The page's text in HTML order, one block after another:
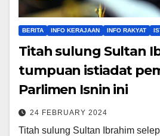
BERITA INFO KERAJAAN INFO RAKYAT
Titah sulung Sultan
tumpuan istiadat
Parlimen Isnin ini
24 FEBRUARY 2024
Titah sulung Sultan Ibrahim